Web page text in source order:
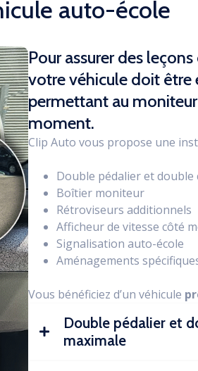
auto-école
Pour assurer des
votre véhicule doit être
permettant au
moment.
Clip Auto vous propose une
Double pédalier et double
Boîtier moniteur
Rétroviseurs additionnels
Afficheur de vitesse côté
Signalisation auto-école
Aménagements
Vous bénéficiez d’un véhicule
Double pédalier et
maximale